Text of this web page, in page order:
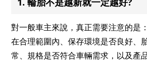
對一般車主來說，真正需要注意的是
在合理範圍內、保存環境是否良好、
常、規格是否符合車輛需求，以及產